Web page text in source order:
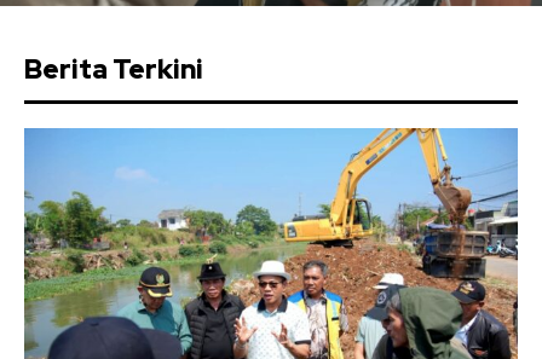
Berita Terkini